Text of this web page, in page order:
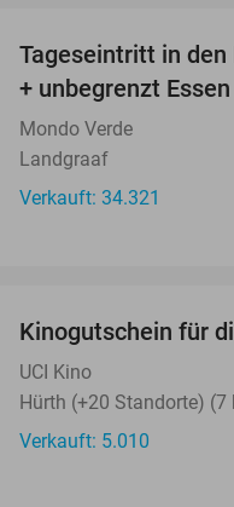
Tageseintritt in
+ unbegrenzt
Mondo Verde
Landgraaf
Verkauft: 34.321
Kinogutschein für
UCI Kino
Hürth (+20 Standorte) (7
Verkauft: 5.010